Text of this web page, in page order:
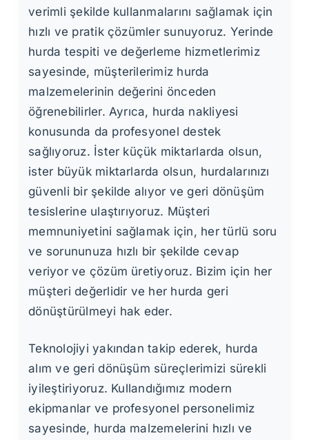
verimli şekilde kullanmalarını sağlamak için
hızlı ve pratik çözümler sunuyoruz. Yerinde
hurda tespiti ve değerleme hizmetlerimiz
sayesinde, müşterilerimiz hurda
malzemelerinin değerini önceden
öğrenebilirler. Ayrıca, hurda nakliyesi
konusunda da profesyonel destek
sağlıyoruz. İster küçük miktarlarda olsun,
ister büyük miktarlarda olsun, hurdalarınızı
güvenli bir şekilde alıyor ve geri dönüşüm
tesislerine ulaştırıyoruz. Müşteri
memnuniyetini sağlamak için, her türlü soru
ve sorununuza hızlı bir şekilde cevap
veriyor ve çözüm üretiyoruz. Bizim için her
müşteri değerlidir ve her hurda geri
dönüştürülmeyi hak eder.
Teknolojiyi yakından takip ederek, hurda
alım ve geri dönüşüm süreçlerimizi sürekli
iyileştiriyoruz. Kullandığımız modern
ekipmanlar ve profesyonel personelimiz
sayesinde, hurda malzemelerini hızlı ve